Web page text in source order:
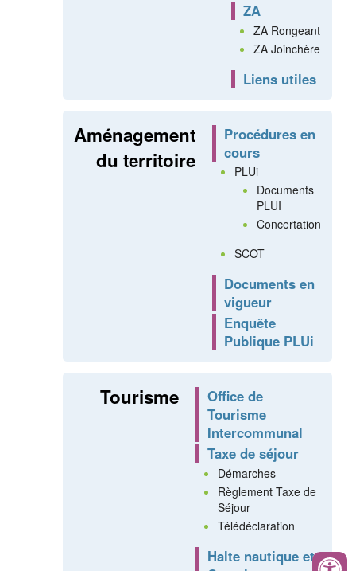
ZA
ZA Rongeant
ZA Joinchère
Liens utiles
Aménagement
du territoire
Procédures en
cours
PLUi
Documents
PLUI
Concertation
SCOT
Documents en
vigueur
Enquête
Publique PLUi
Tourisme
Office de
Tourisme
Intercommunal
Taxe de séjour
Démarches
Règlement Taxe de
Séjour
Télédéclaration
Halte nautique et